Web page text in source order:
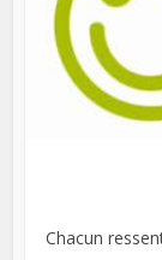
Chacun